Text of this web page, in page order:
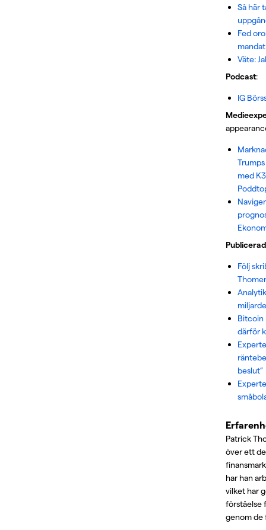
Så här
Fed
mandat
Väte:
Podcast:
IG
med
Följ
Bitcoin
därför
beslut”
Patrick
över ett
har han
vilket har
förståelse
genom de